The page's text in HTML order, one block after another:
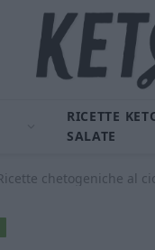
RICETTE
SALATE
chetogeniche al